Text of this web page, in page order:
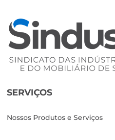
SERVIÇOS
Nossos Produtos e Serviços